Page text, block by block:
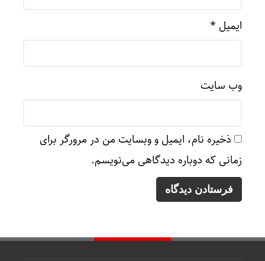
ایمیل *
وب‌ سایت
ذخیره نام، ایمیل و وبسایت من در مرورگر برای
زمانی که دوباره دیدگاهی می‌نویسم.